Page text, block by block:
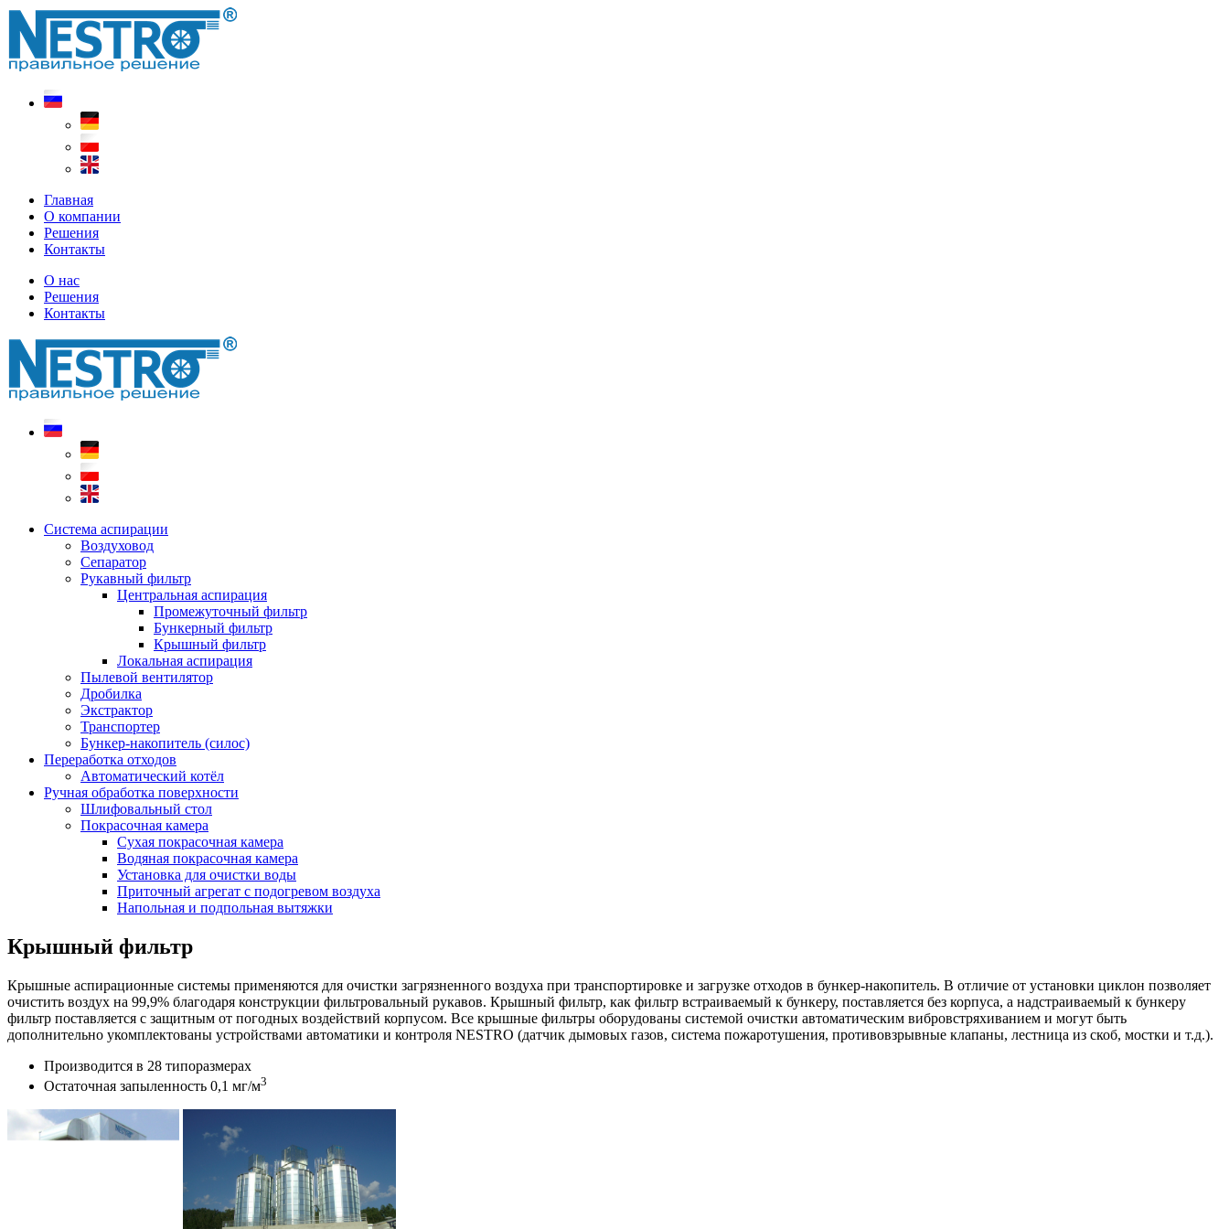
Главная
О компании
Решения
Контакты
О нас
Решения
Контакты
Система аспирации
Воздуховод
Сепаратор
Рукавный фильтр
Центральная аспирация
Промежуточный фильтр
Бункерный фильтр
Крышный фильтр
Локальная аспирация
Пылевой вентилятор
Дробилка
Экстрактор
Транспортер
Бункер-накопитель (силос)
Переработка отходов
Автоматический котёл
Ручная обработка поверхности
Шлифовальный стол
Покрасочная камера
Сухая покрасочная камера
Водяная покрасочная камера
Установка для очистки воды
Приточный агрегат с подогревом воздуха
Напольная и подпольная вытяжки
Крышный фильтр
Крышные аспирационные системы применяются для очистки загрязненного воздуха при транспортировке и загрузке отходов в бункер-накопитель. В отличие от установки циклон позволяет
очистить воздух на 99,9% благодаря конструкции фильтровальный рукавов. Крышный фильтр, как фильтр встраиваемый к бункеру, поставляется без корпуса, а надстраиваемый к бункеру
фильтр поставляется с защитным от погодных воздействий корпусом. Все крышные фильтры оборудованы системой очистки автоматическим вибровстряхиванием и могут быть
дополнительно укомплектованы устройствами автоматики и контроля NESTRO (датчик дымовых газов, система пожаротушения, противовзрывные клапаны, лестница из скоб, мостки и т.д.).
Производится в 28 типоразмерах
Остаточная запыленность 0,1 мг/м3